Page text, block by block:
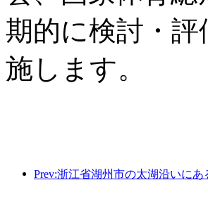
期的に検討・
施します。